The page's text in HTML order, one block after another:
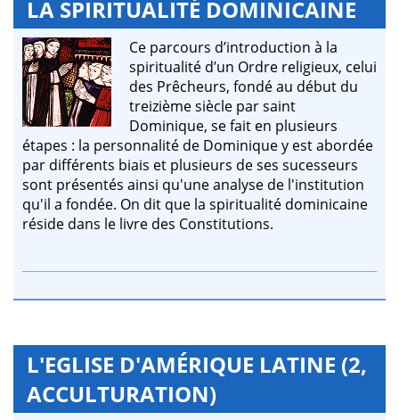
LA SPIRITUALITÉ DOMINICAINE
Ce parcours d’introduction à la
spiritualité d’un Ordre religieux, celui
des Prêcheurs, fondé au début du
treizième siècle par saint
Dominique, se fait en plusieurs
étapes : la personnalité de Dominique y est abordée
par différents biais et plusieurs de ses sucesseurs
sont présentés ainsi qu'une analyse de l'institution
qu'il a fondée. On dit que la spiritualité dominicaine
réside dans le livre des Constitutions.
L'EGLISE D'AMÉRIQUE LATINE (2,
ACCULTURATION)